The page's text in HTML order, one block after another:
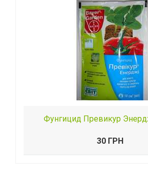
Фунгицид Превикур
30 ГРН